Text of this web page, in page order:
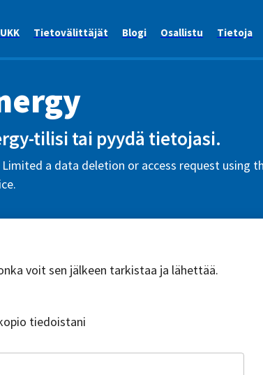
UKK Tietovälittäjät Blogi Osallistu Tietoja
tilisi tai pyydä tietojasi.
a data deletion or access request using
voit sen jälkeen tarkistaa ja lähettää.
tiedoistani